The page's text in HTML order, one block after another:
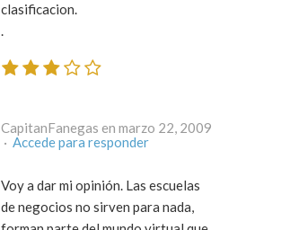
clasificacion.
.
CapitanFanegas en marzo 22, 2009
· Accede para responder
Voy a dar mi opinión. Las escuelas
de negocios no sirven para nada,